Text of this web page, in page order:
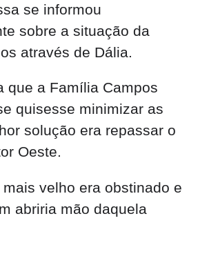
se informou
sobre a situação da
através de Dália.
que a Família Campos
quisesse minimizar as
solução era repassar o
Oeste.
velho era obstinado e
abriria mão daquela